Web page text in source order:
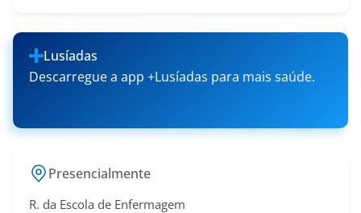
Lusíadas
Descarregue a app +Lusíadas para mais saúde.
Presencialmente
R. da Escola de Enfermagem